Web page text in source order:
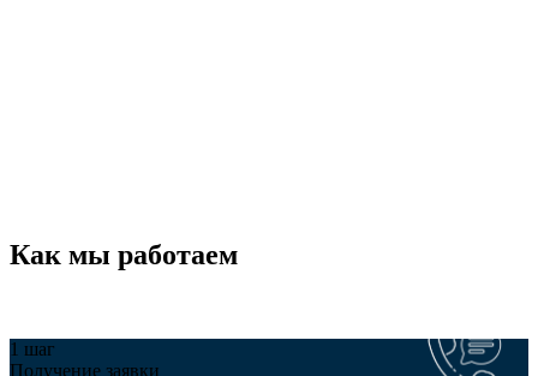
Как мы работаем
1 шаг
Получение заявки